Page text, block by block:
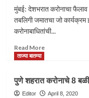
ठाकरे
सरकार
मागणी
मुंबई: देशभरात करोनाचा फैलाव
तबलिगी जमातचा जो
करोनाबाधितांची...
Read MoreRead
केंद्रीय
गृह
मंत्रालयाने
ताज्या बातम्या
पुणे शहरात करोनाचे 8
Editor April 8, 2020